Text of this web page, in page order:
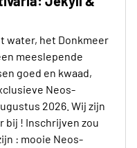
water, het Donkmeer
meeslepende
goed en kwaad,
Neos-
2026. Wij zijn
bij ! Inschrijven zou
: mooie Neos-